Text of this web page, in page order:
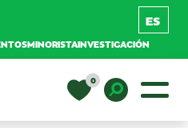
MINORISTAINVESTIGACIÓN
0